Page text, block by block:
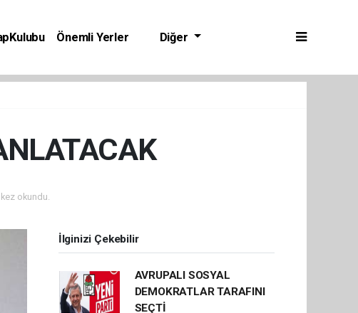
Önemli Yerler
Diğer
okundu.
İlginizi Çekebilir
AVRUPALI SOSYAL
DEMOKRATLAR TARAFINI
SEÇTİ